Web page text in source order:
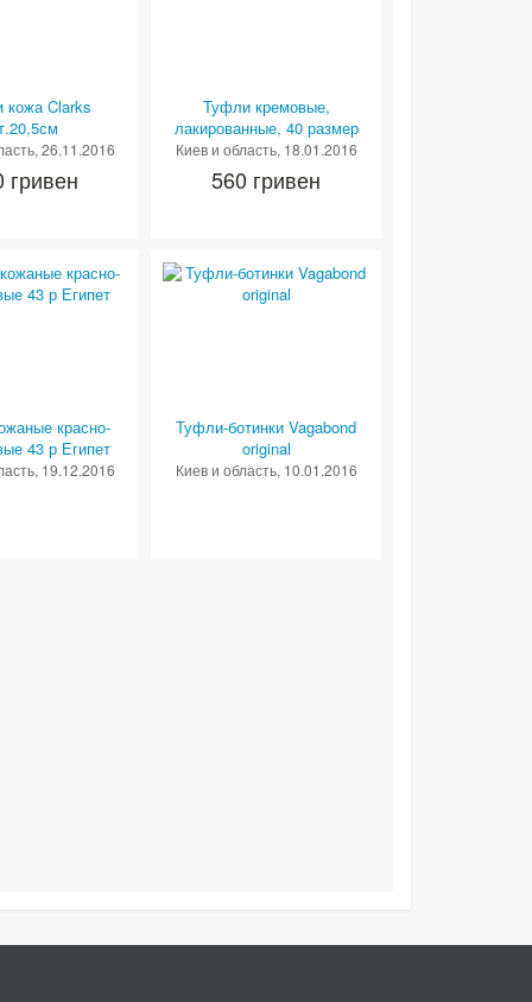
кожа Clarks
, 26.11.2016
гривен
Туфли кремовые,
лакированные, 40 размер
Киев и область, 18.01.2016
560 гривен
красно-
43 р Египет
, 19.12.2016
Туфли-ботинки Vagabond
original
Киев и область, 10.01.2016